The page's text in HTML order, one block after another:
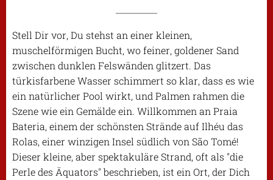
Stell Dir vor, Du stehst an einer kleinen,
muschelförmigen Bucht, wo feiner, goldener Sand
zwischen dunklen Felswänden glitzert. Das
türkisfarbene Wasser schimmert so klar, dass es wie
ein natürlicher Pool wirkt, und Palmen rahmen die
Szene wie ein Gemälde ein. Willkommen an Praia
Bateria, einem der schönsten Strände auf Ilhéu das
Rolas, einer winzigen Insel südlich von São Tomé!
Dieser kleine, aber spektakuläre Strand, oft als "die
Perle des Äquators" beschrieben, ist ein Ort, der Dich